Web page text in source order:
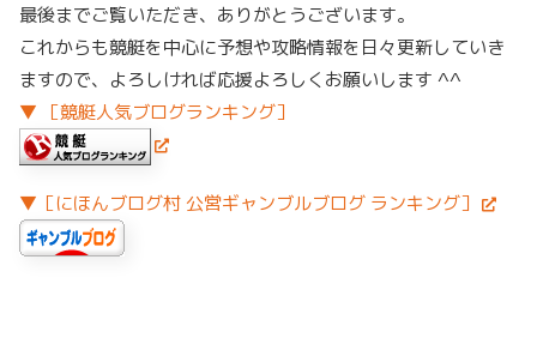
最後までご覧いただき、ありがとうございます。
これからも競艇を中心に予想や攻略情報を日々更新していき
ますので、よろしければ応援よろしくお願いします ^^
▼ ［競艇人気ブログランキング］
▼［にほんブログ村 公営ギャンブルブログ ランキング］